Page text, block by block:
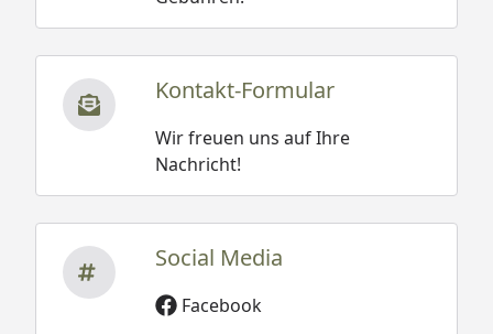
Kontakt-Formular
Wir freuen uns auf Ihre
Nachricht!
Social Media
Facebook